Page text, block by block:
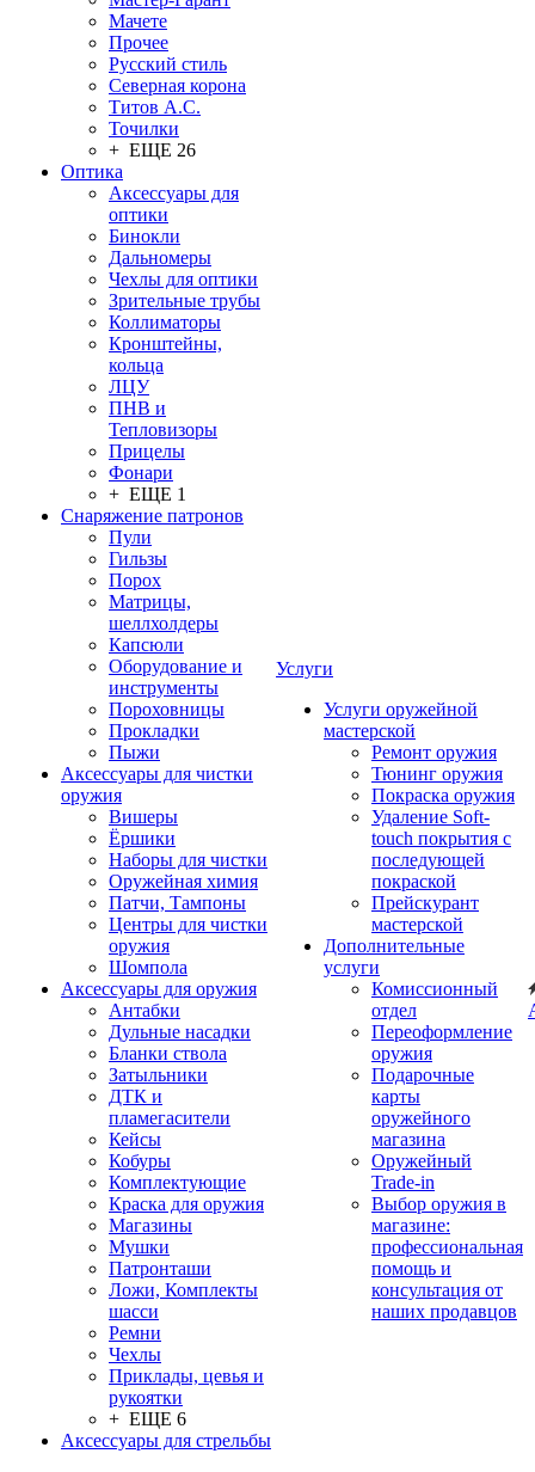
Мачете
Прочее
Русский стиль
Северная корона
Титов А.С.
Точилки
+ ЕЩЕ 26
Оптика
Аксессуары для
оптики
Бинокли
Дальномеры
Чехлы для оптики
Зрительные трубы
Коллиматоры
Кронштейны,
кольца
ЛЦУ
ПНВ и
Тепловизоры
Прицелы
Фонари
+ ЕЩЕ 1
Снаряжение патронов
Пули
Гильзы
Порох
Матрицы,
шеллхолдеры
Капсюли
Оборудование и
инструменты
Пороховницы
Прокладки
Пыжи
Аксессуары для чистки
оружия
Вишеры
Ёршики
Наборы для чистки
Оружейная химия
Патчи, Тампоны
Центры для чистки
оружия
Шомпола
Аксессуары для оружия
Антабки
Дульные насадки
Бланки ствола
Затыльники
ДТК и
пламегасители
Кейсы
Кобуры
Комплектующие
Краска для оружия
Магазины
Мушки
Патронташи
Ложи, Комплекты
шасси
Ремни
Чехлы
Приклады, цевья и
рукоятки
+ ЕЩЕ 6
Аксессуары для стрельбы
Услуги
Услуги оружейной
мастерской
Ремонт оружия
Тюнинг оружия
Покраска оружия
Удаление Soft-
touch покрытия с
последующей
покраской
Прейскурант
мастерской
Дополнительные
услуги
Комиссионный
отдел
Переоформление
оружия
Подарочные
карты
оружейного
магазина
Оружейный
Trade-in
Выбор оружия в
магазине:
профессиональная
помощь и
консультация от
наших продавцов